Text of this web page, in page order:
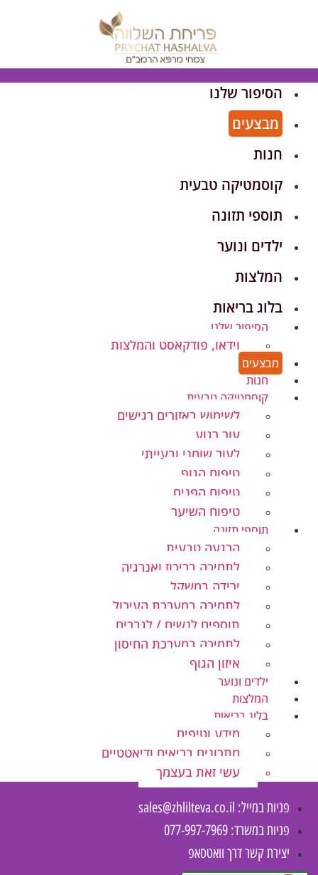
הסיפור שלנו
מבצעים
חנות
קוסמטיקה טבעית
תוספי תזונה
ילדים ונוער
המלצות
בלוג בריאות
הסיפור שלנו
וידאו, פודקאסט והמלצות
מבצעים
חנות
קוסמטיקה טבעית
לשימוש באזורים רגישים
עור רגוע
לעור שומני ובעייתי
טיפוח הגוף
טיפוח הפנים
טיפוח השיער
תוספי תזונה
הרגעה טבעית
לתמיכה בריכוז ואנרגיה
ירידה במשקל
לתמיכה במערכת העיכול
תוספים לנשים / לגברים
לתמיכה במערכת החיסון
איזון הגוף
ילדים ונוער
המלצות
בלוג בריאות
מידע וטיפים
מתכונים בריאים ודיאטטיים
עשי זאת בעצמך
פניות במייל: sales@zhlilteva.co.il
פניות במשרד: 077-997-7969
יצירת קשר דרך וואטסאפ